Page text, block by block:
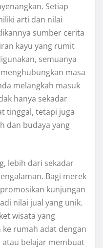
Setiap
arti dan nilai
sumber cerita
kayu yang rumit
semuanya
masa
melangkah masuk
hanya sekadar
tinggal, tetapi juga
dan budaya yang
lebih dari sekadar
Bagi merek
kunjungan
nilai jual yang unik.
wisata yang
rumah adat dengan
atau belajar membuat